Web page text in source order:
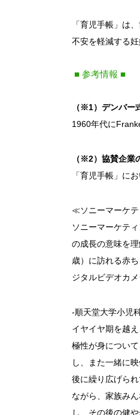
「育児手帳」は
不安を軽減する
■ 参考情報 ■
（※1）デンバー
1960年代に
（※2）協賛企業
「育児手帳」に
≪ソニーマーケ
ソニーマーケテ
の成長の意味を
歳）に訪れる赤
ジタルビデオカ
-順天堂大学小児
イヤイヤ期を越
極性が身につい
し、また一緒に
後に繰り広げら
ながら、家族み
し、その後の健